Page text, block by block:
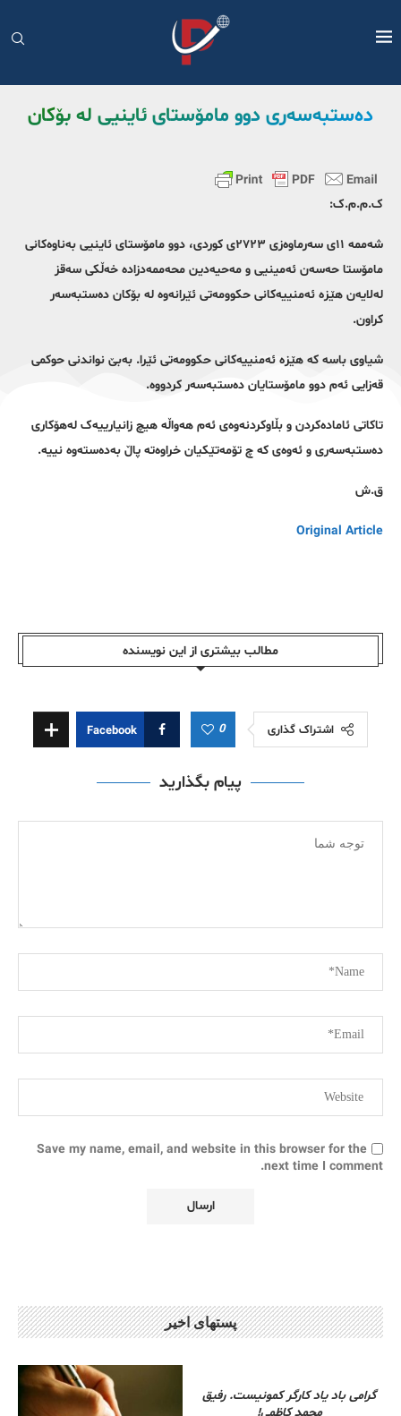
دەستبەسەری دوو مامۆستای ئاینیی لە بۆکان
ک.م.م.ک:
شەممە ١١ی سەرماوەزی ٢٧٢٣ی کوردی، دوو مامۆستای ئاینیی بەناوەکانی
مامۆستا حەسەن ئەمینیی و مەحیەدین محەممەدزادە خەڵکی سەقز
لەلایەن هێزە ئەمنییەکانی حکوومەتی ئێرانەوە لە بۆکان دەستبەسەر
کراون.
شیاوی باسە کە هێزە ئەمنییەکانی حکوومەتی ئێرا. بەبێ نواندنی حوکمی
قەزایی ئەم دوو مامۆستایان دەستبەسەر کردووە.
تاکاتی ئامادەکردن و بڵاوکردنەوەی ئەم هەواڵە هیچ زانیارییەک لەهۆکاری
دەستبەسەری و ئەوەی کە چ تۆمەتێکیان خراوەتە پاڵ بەدەستەوە نییە.
ق.ش
Original Article
مطالب بیشتری از این نویسندە
اشتراک گذاری 0
Facebook
پیام بگذارید
Save my name, email, and website in this browser for the
next time I comment.
پستهای اخیر
گرامی باد یاد کارگر کمونیست. رفیق
محمد کاظمی!